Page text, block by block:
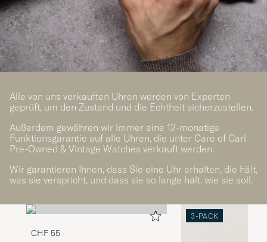
Alle von uns verkauften Uhren werden von Experten
geprüft, um den Zustand und die Echtheit sicherzustellen.
Außerdem gewähren wir immer eine 12-monatige
Funktionsgarantie auf alle Uhren, die unter Care of Carl
Pre-Owned & Vintage Watches verkauft werden.
Wir garantieren Ihnen, dass Sie eine Uhr erhalten, die hält,
was sie verspricht, und dass sie so lange hält, wie sie soll.
CHF 55
3-PACK